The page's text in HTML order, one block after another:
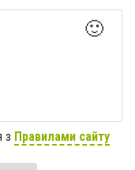
🙂
з Правилами сайту